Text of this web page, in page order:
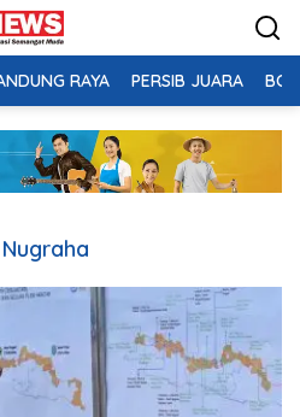
RAYA PERSIB JUARA